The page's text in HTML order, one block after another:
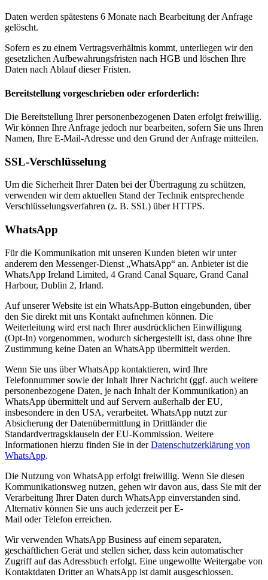
Daten werden spätestens 6 Monate nach Bearbeitung der Anfrage
gelöscht.
Sofern es zu einem Vertragsverhältnis kommt, unterliegen wir den
gesetzlichen Aufbewahrungsfristen nach HGB und löschen Ihre
Daten nach Ablauf dieser Fristen.
Bereitstellung vorgeschrieben oder erforderlich:
Die Bereitstellung Ihrer personenbezogenen Daten erfolgt freiwillig.
Wir können Ihre Anfrage jedoch nur bearbeiten, sofern Sie uns Ihren
Namen, Ihre E-Mail-Adresse und den Grund der Anfrage mitteilen.
SSL-Verschlüsselung
Um die Sicherheit Ihrer Daten bei der Übertragung zu schützen,
verwenden wir dem aktuellen Stand der Technik entsprechende
Verschlüsselungsverfahren (z. B. SSL) über HTTPS.
WhatsApp
Für die Kommunikation mit unseren Kunden bieten wir unter
anderem den Messenger-Dienst „WhatsApp“ an. Anbieter ist die
WhatsApp Ireland Limited, 4 Grand Canal Square, Grand Canal
Harbour, Dublin 2, Irland.
Auf unserer Website ist ein WhatsApp-Button eingebunden, über
den Sie direkt mit uns Kontakt aufnehmen können. Die
Weiterleitung wird erst nach Ihrer ausdrücklichen Einwilligung
(Opt-In) vorgenommen, wodurch sichergestellt ist, dass ohne Ihre
Zustimmung keine Daten an WhatsApp übermittelt werden.
Wenn Sie uns über WhatsApp kontaktieren, wird Ihre
Telefonnummer sowie der Inhalt Ihrer Nachricht (ggf. auch weitere
personenbezogene Daten, je nach Inhalt der Kommunikation) an
WhatsApp übermittelt und auf Servern außerhalb der EU,
insbesondere in den USA, verarbeitet. WhatsApp nutzt zur
Absicherung der Datenübermittlung in Drittländer die
Standardvertragsklauseln der EU-Kommission. Weitere
Informationen hierzu finden Sie in derDatenschutzerklärung von
WhatsApp.
Die Nutzung von WhatsApp erfolgt freiwillig. Wenn Sie diesen
Kommunikationsweg nutzen, gehen wir davon aus, dass Sie mit der
Verarbeitung Ihrer Daten durch WhatsApp einverstanden sind.
Alternativ können Sie uns auch jederzeit per E-
Mail oder Telefon erreichen.
Wir verwenden WhatsApp Business auf einem separaten,
geschäftlichen Gerät und stellen sicher, dass kein automatischer
Zugriff auf das Adressbuch erfolgt. Eine ungewollte Weitergabe von
Kontaktdaten Dritter an WhatsApp ist damit ausgeschlossen.